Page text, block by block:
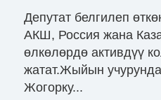
Депутат белгилеп
АКШ, Россия жана
өлкөлөрдө активдүү
жатат.Жыйын
Жогорку...